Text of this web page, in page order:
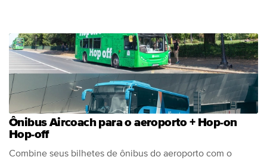
Ônibus Aircoach para o aeroporto + Hop-on
Hop-off
Combine seus bilhetes de ônibus do aeroporto com o